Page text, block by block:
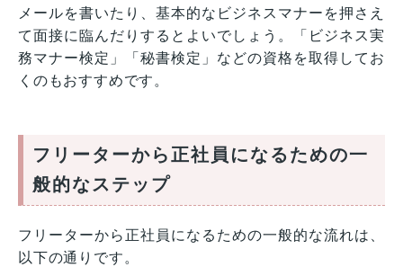
メールを書いたり、基本的なビジネスマナーを押さえ
て面接に臨んだりするとよいでしょう。「ビジネス実
務マナー検定」「秘書検定」などの資格を取得してお
くのもおすすめです。
フリーターから正社員になるための一
般的なステップ
フリーターから正社員になるための一般的な流れは、
以下の通りです。